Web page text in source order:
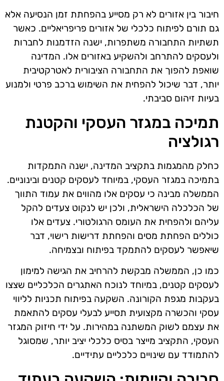
חיבור בין אזורים לא רק מסייע בהפחתת זמן הנסיעה אלא
גם תורם לפיתוח כלכלי של אזורים פריפריאליים. כאשר
תשתיות התחבורה משתפרות, ישנה הזדמנות לחברות
ולעסקים להתרחב ולהשקיע באזורים אלו. המדינה
שואפת להפוך את התחבורה הציבורית לאטרקטיבית
יותר, דבר שיכול להפחית את השימוש ברכב פרטי ולמנוע
בעיות זיהום סביבתי.
תמיכה במגזר העסקי והקטנת
רגולציה
כחלק מהמגמות בתקציב המדינה, ישנה התמקדות
בתמיכה במגזר העסקי, במיוחד לעסקים קטנים ובינוניים.
הממשלה מבינה כי עסקים אלו מהווים את עמוד התווך
של הכלכלה הישראלית, ולכן יש לנקוט צעדים להקל
עליהם ולהפחית את העומס הרגולטורי. צעדים אלו
כוללים הפחתת מסים והפחתת דרישות רישוי, דבר
שיאפשר לעסקים להתמקד בפיתוח ובצמיחה.
כמו כן, הממשלה מבקשת להרחיב את הגישה למימון
לעסקים קטנים, במיוחד לנוכח האתגרים הכלכליים שצצו
בעקבות מגפת הקורונה. השקעה בפיתוח תכניות לליווי
עסקי והכשרה מקצועית תסייע לבעלי עסקים להתאמת
את עצמם לשוק המשתנה במהירות. על ידי חיזוק המגזר
העסקי, התקציב מייצר בסיס כלכלי יציב יותר, שמסוגל
להתמודד עם שינויים כלכליים עתידיים.